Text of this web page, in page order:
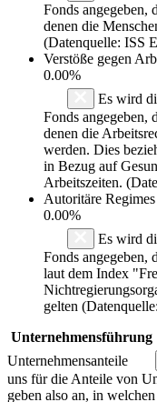
Fonds angegeben,
denen die
(Datenquelle: ISS
Verstöße gegen
0.00%
Es wird
Fonds angegeben,
denen die
werden. Dies
in Bezug auf
Arbeitszeiten.
Autoritäre Regimes
0.00%
Es wird
Fonds angegeben,
laut dem Index
gelten
Unternehmensführung
Unternehmensanteile
uns für die Anteile von
geben also an, in